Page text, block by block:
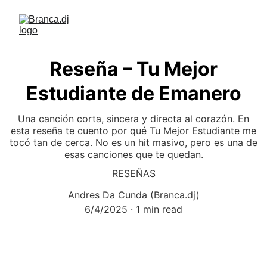
Reseña – Tu Mejor
Estudiante de Emanero
Una canción corta, sincera y directa al corazón. En
esta reseña te cuento por qué Tu Mejor Estudiante me
tocó tan de cerca. No es un hit masivo, pero es una de
esas canciones que te quedan.
RESEÑAS
Andres Da Cunda (Branca.dj)
6/4/2025
1 min read